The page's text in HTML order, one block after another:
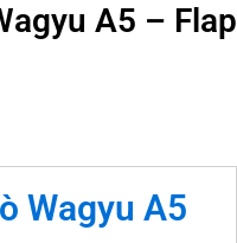
A5 – Flap
Wagyu A5